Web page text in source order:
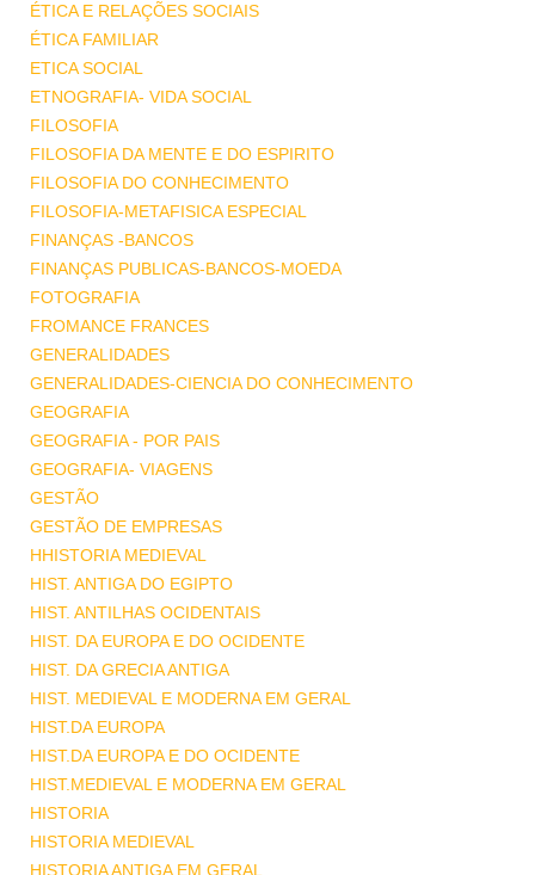
ÉTICA E RELAÇÕES SOCIAIS
ÉTICA FAMILIAR
ETICA SOCIAL
ETNOGRAFIA- VIDA SOCIAL
FILOSOFIA
FILOSOFIA DA MENTE E DO ESPIRITO
FILOSOFIA DO CONHECIMENTO
FILOSOFIA-METAFISICA ESPECIAL
FINANÇAS -BANCOS
FINANÇAS PUBLICAS-BANCOS-MOEDA
FOTOGRAFIA
FROMANCE FRANCES
GENERALIDADES
GENERALIDADES-CIENCIA DO CONHECIMENTO
GEOGRAFIA
GEOGRAFIA - POR PAIS
GEOGRAFIA- VIAGENS
GESTÃO
GESTÃO DE EMPRESAS
HHISTORIA MEDIEVAL
HIST. ANTIGA DO EGIPTO
HIST. ANTILHAS OCIDENTAIS
HIST. DA EUROPA E DO OCIDENTE
HIST. DA GRECIA ANTIGA
HIST. MEDIEVAL E MODERNA EM GERAL
HIST.DA EUROPA
HIST.DA EUROPA E DO OCIDENTE
HIST.MEDIEVAL E MODERNA EM GERAL
HISTORIA
HISTORIA MEDIEVAL
HISTORIA ANTIGA EM GERAL